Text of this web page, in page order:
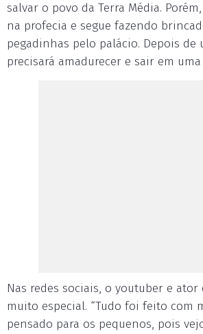
salvar o povo da Terra Média.
na profecia e segue fazendo
pegadinhas pelo palácio. Depois de
precisará amadurecer e sair em
Nas redes sociais, o youtuber e ator
muito especial. “Tudo foi feito com
pensado para os pequenos, pois